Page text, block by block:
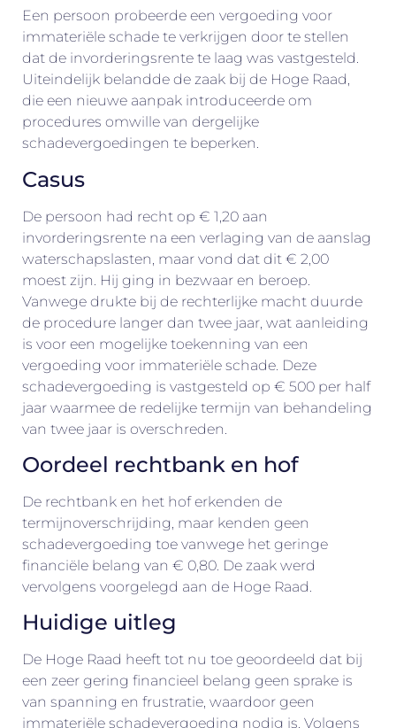
Een persoon probeerde een vergoeding voor
immateriële schade te verkrijgen door te stellen
dat de invorderingsrente te laag was vastgesteld.
Uiteindelijk belandde de zaak bij de Hoge Raad,
die een nieuwe aanpak introduceerde om
procedures omwille van dergelijke
schadevergoedingen te beperken.
Casus
De persoon had recht op € 1,20 aan
invorderingsrente na een verlaging van de aanslag
waterschapslasten, maar vond dat dit € 2,00
moest zijn. Hij ging in bezwaar en beroep.
Vanwege drukte bij de rechterlijke macht duurde
de procedure langer dan twee jaar, wat aanleiding
is voor een mogelijke toekenning van een
vergoeding voor immateriële schade. Deze
schadevergoeding is vastgesteld op € 500 per half
jaar waarmee de redelijke termijn van behandeling
van twee jaar is overschreden.
Oordeel rechtbank en hof
De rechtbank en het hof erkenden de
termijnoverschrijding, maar kenden geen
schadevergoeding toe vanwege het geringe
financiële belang van € 0,80. De zaak werd
vervolgens voorgelegd aan de Hoge Raad.
Huidige uitleg
De Hoge Raad heeft tot nu toe geoordeeld dat bij
een zeer gering financieel belang geen sprake is
van spanning en frustratie, waardoor geen
immateriële schadevergoeding nodig is. Volgens